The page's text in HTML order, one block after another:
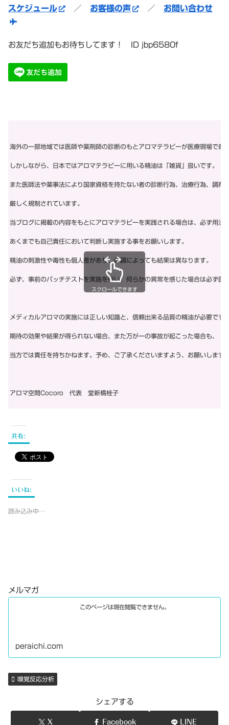
スケジュール ／ お客様の声 ／ お問い合わせ
お友だち追加もお待ちしてます！ ID jbp6580f
海外の一部地域では医師や薬剤師の診断のもとアロマテラピーが医療現場で処
しかしながら、日本ではアロマテラピーに用いる精油は「雑貨」扱いです。
また医師法や薬事法により国家資格を持たない者の診断行為、治療行為、調剤
厳しく規制されています。
当ブログに掲載の内容をもとにアロマテラピーを実践される場合は、必ず用法
あくまでも自己責任において判断し実施する事をお願いします。
精油の刺激性や毒性も個人差があり、体調によっても結果は異なります。
必ず、事前のパッチテストを実施を行い、何らかの異常を感じた場合は必ず医
メディカルアロマの実施には正しい知識と、信頼出来る品質の精油が必要です
期待の効果や結果が得られない場合、また万が一の事故が起こった場合も、
当方では責任を持ちかねます。予め、ご了承くださいますよう、お願いします
アロマ空間Cocoro 代表 堂新橋桂子
スクロールできます
共有:
いいね:
読み込み中…
メルマガ
このページは現在閲覧できません。
peraichi.com
嗅覚反応分析
シェアする
X Facebook LINE